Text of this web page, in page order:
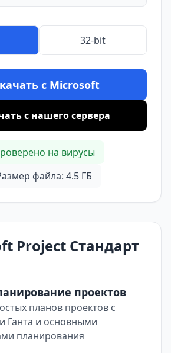
32-bit
с Microsoft
с нашего сервера
на вирусы
файла: 4.5 ГБ
Project Стандарт
проектов
планов проектов с
Ганта и основными
планирования